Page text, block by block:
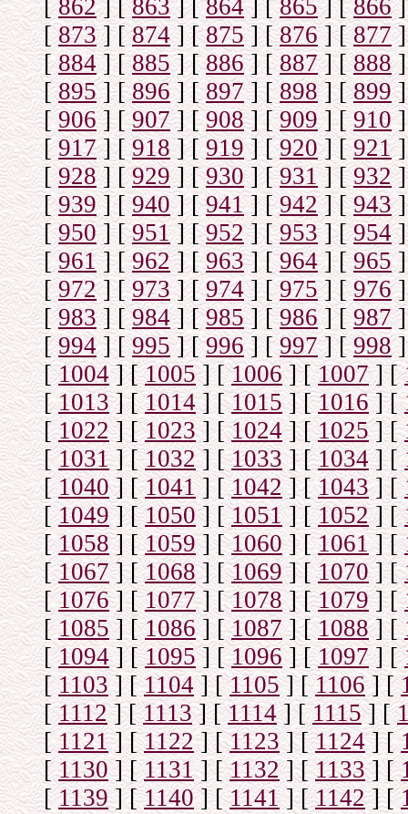
[862] [863] [864] [865] [866]
[873] [874] [875] [876] [877]
[884] [885] [886] [887] [888]
[895] [896] [897] [898] [899]
[906] [907] [908] [909] [910]
[917] [918] [ 919] [920] [921]
[928] [929] [930] [931] [932]
[939] [940] [941] [942] [943]
[950] [951] [952] [953] [954]
[961] [962] [963] [964] [965]
[972] [973] [974] [975] [976]
[983] [984] [985] [986] [987]
[994] [995] [996] [997] [998]
[1004] [1005] [1006] [1007] [
[1013] [1014] [1015] [1016] [
[1022] [1023] [1024] [1025] [
[1031] [1032] [1033 ] [1034] [
[1040] [1041] [1042] [1043] [
[1049] [1050] [1051] [1052] [
[1058] [1059] [1060] [1061] [
[1067] [1068] [1069] [1070] [
[1076] [1077] [1078] [1079] [
[1085] [1086] [1087] [1088] [
[1094] [1095] [1096 ] [1097] [
[1103] [1104] [1105] [1106] [
[1112] [1113] [1114] [1115] [
[1121] [1122] [1123] [1124] [
[1130] [1131] [1132] [1133] [
[1139] [1140] [1141] [1142] [